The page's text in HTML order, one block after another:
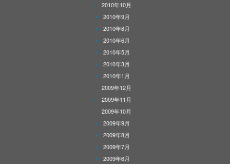
2010年10月
2010年9月
2010年8月
2010年6月
2010年5月
2010年3月
2010年1月
2009年12月
2009年11月
2009年10月
2009年9月
2009年8月
2009年7月
2009年6月